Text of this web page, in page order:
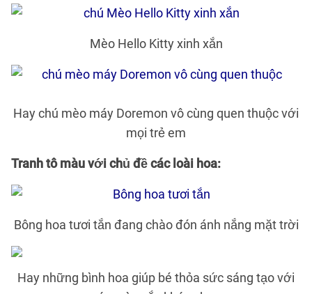
Mèo Hello Kitty xinh xắn
Hay chú mèo máy Doremon vô cùng quen thuộc với
mọi trẻ em
Tranh tô màu với chủ đề các loài hoa:
Bông hoa tươi tắn đang chào đón ánh nắng mặt trời
Hay những bình hoa giúp bé thỏa sức sáng tạo với